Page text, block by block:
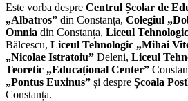
Este vorba despre Centrul Școlar de
„Albatros” din Constanța, Colegiul
Omnia din Constanța, Liceul
Bălcescu, Liceul Tehnologic „Mihai
„Nicolae Istratoiu” Deleni, Liceul
Teoretic „Educațional Center”
„Pontus Euxinus” și despre Școala
Constanța.